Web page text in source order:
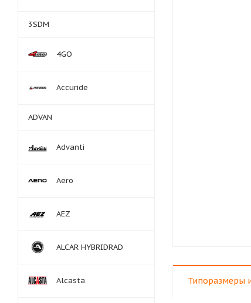
Типоразмеры
3SDM
4GO
Accuride
ADVAN
Advanti
Aero
AEZ
ALCAR HYBRIDRAD
Alcasta